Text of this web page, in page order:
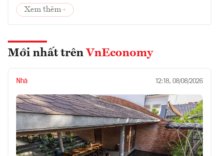
Xem thêm
Mới nhất trên VnEconomy
Nhà 12:18, 08/08/2026